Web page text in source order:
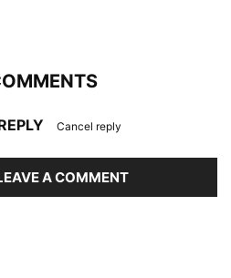
Cancel reply
A COMMENT